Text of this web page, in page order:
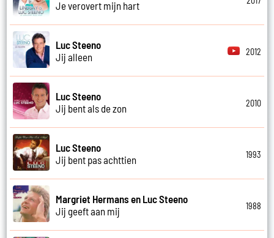
Je verovert mijn hart
Luc Steeno
Jij alleen
2012
Luc Steeno
Jij bent als de zon
2010
Luc Steeno
Jij bent pas achttien
1993
Margriet Hermans en Luc Steeno
Jij geeft aan mij
1988